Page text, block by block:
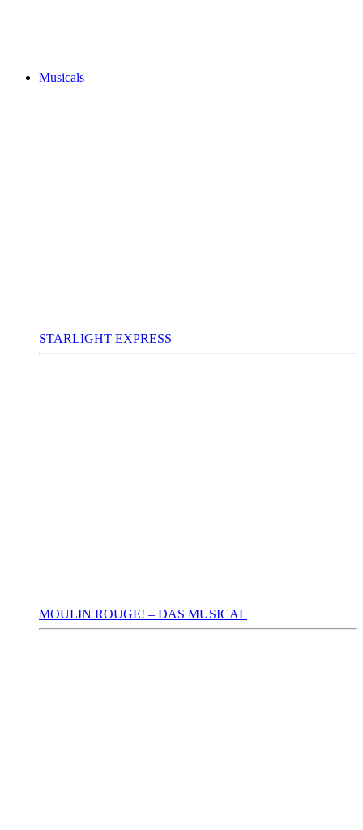
Musicals
STARLIGHT EXPRESS
MOULIN ROUGE! – DAS MUSICAL